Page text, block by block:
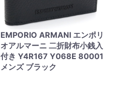
EMPORIO ARMANI エンポリ
オアルマーニ 二折財布小銭入
付き Y4R167 Y068E 80001
メンズ ブラック